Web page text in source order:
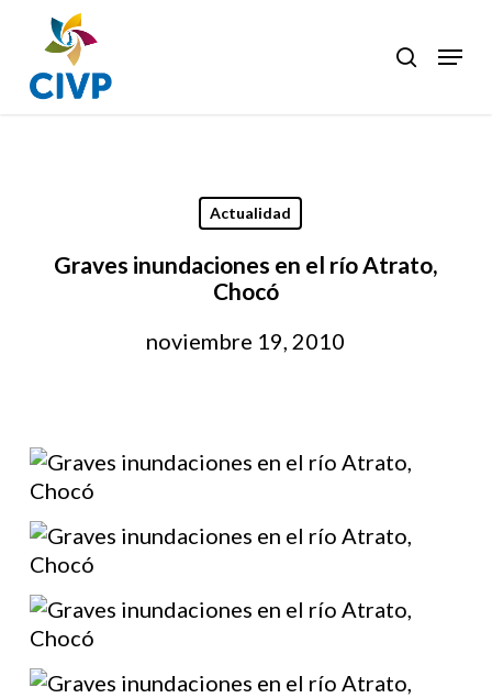
main
content
search
Menu
Actualidad
Graves inundaciones en el río Atrato,
Chocó
noviembre 19, 2010
Close